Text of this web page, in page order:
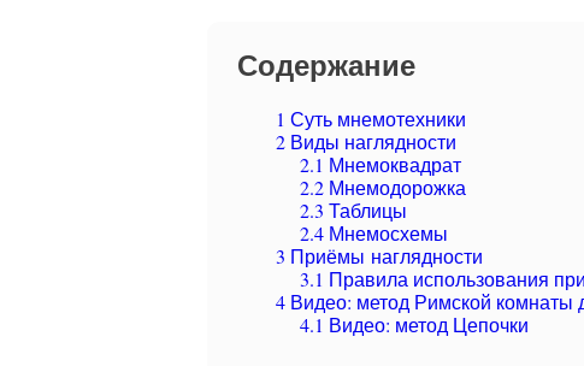
Содержание
1 Суть мнемотехники
2 Виды наглядности
2.1 Мнемоквадрат
2.2 Мнемодорожка
2.3 Таблицы
2.4 Мнемосхемы
3 Приёмы наглядности
3.1 Правила использования
4 Видео: метод Римской комнаты
4.1 Видео: метод Цепочки